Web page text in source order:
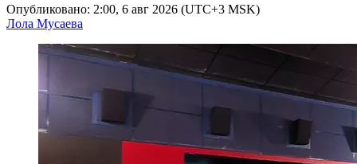
Опубликовано: 2:00, 6 авг 2026 (UTC+3 MSK)
Лола Мусаева